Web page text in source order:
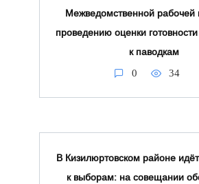
Межведомственной рабочей
проведению оценки
к паводкам
0 34
В Кизилюртовском районе идёт
к выборам: на совещании